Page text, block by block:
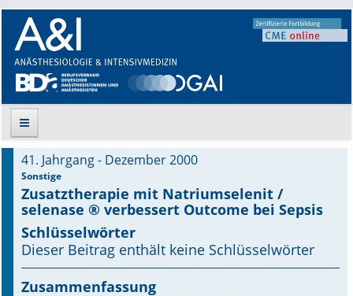
Suche
Aktuelle Ausgabe
Leitlinien
Archiv
41. Jahrgang - Dezember 2000
Sonstige
Zusatztherapie mit Natriumselenit /
selenase ® verbessert Outcome bei Sepsis
Schlüsselwörter
Dieser Beitrag enthält keine Schlüsselwörter
Zusammenfassung